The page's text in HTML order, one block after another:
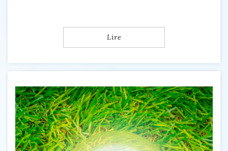
Lire